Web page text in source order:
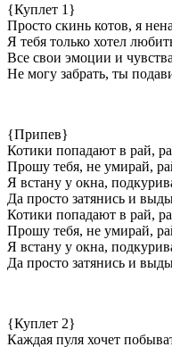
{Куплет 1}
Просто скинь котов, я
Я тебя только хотел
Все свои эмоции и
Не могу забрать, ты
{Припев}
Котики попадают в рай,
Прошу тебя, не умирай,
Я встану у окна,
Да просто затянись и
Котики попадают в рай,
Прошу тебя, не умирай,
Я встану у окна,
Да просто затянись и
{Куплет 2}
Каждая пуля хочет